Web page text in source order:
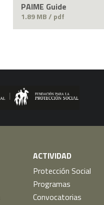
PAIME Guide
1.89 MB / pdf
ACTIVIDAD
Protección Social
Programas
Convocatorias